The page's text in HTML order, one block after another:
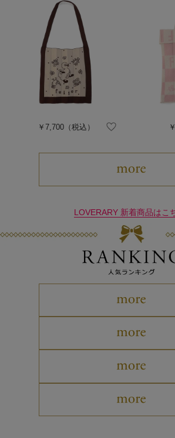
￥7,700 （税込）
LOVERARY 新着商品はこ